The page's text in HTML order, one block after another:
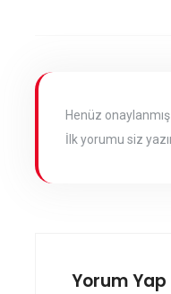
Henüz
İlk yorumu siz
Yorum Yap